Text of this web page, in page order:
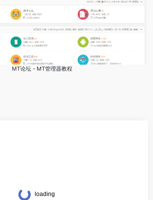
MT论坛 - MT管理器教程